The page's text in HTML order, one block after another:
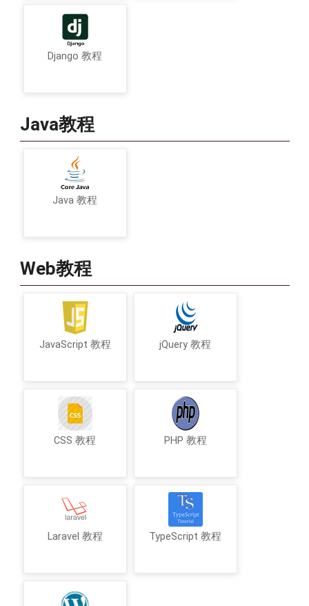
Django 教程
Java教程
Java 教程
Web教程
JavaScript 教程 jQuery 教程
CSS 教程 PHP 教程
Laravel 教程 TypeScript 教程